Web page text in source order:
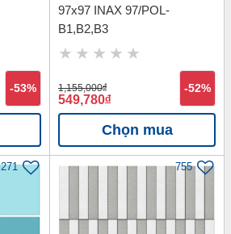
-53%
97x97 INAX 97/POL-
B1,B2,B3
1,155,000đ
549,780đ
-52%
Chọn mua
271 755